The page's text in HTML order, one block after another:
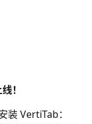
！
VertiTab：